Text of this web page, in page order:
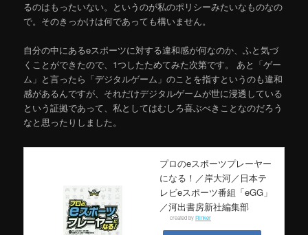
るのはもったいない。というのが私のポリシーみたいなものなの
で。そのきっかけは何であっても構いません。
自分の中にあるeスポーツに対する違和感が何なのか、ふと気づ
くことができたので、1つしたためてみた次第です。 あと「ゲー
ム」と言ったら「デジタルゲーム」のことを指すというのも違和
感があるんですが、それだけデジタルゲームが世に浸透している
という証拠であって、私としてはむしろ喜ぶべきことなのだろう
なと思ったりしました。
プロのeスポーツプレーヤー
になる！／岸大河／日本テ
レビeスポーツ番組「eGG」
／河出書房新社編集部
created byRinker